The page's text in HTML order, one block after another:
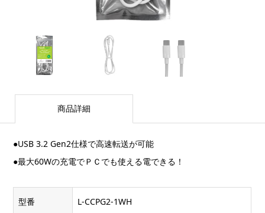
商品詳細
●USB 3.2 Gen2仕様で高速転送が可能
●最大60Wの充電でＰＣでも使える電できる！
型番 L-CCPG2-1WH